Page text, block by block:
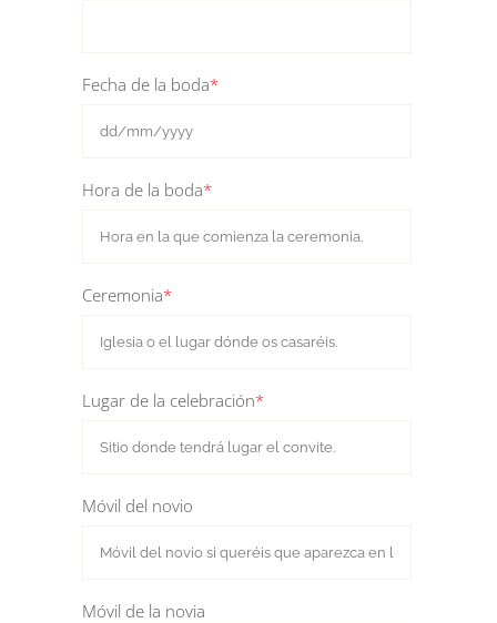
Fecha de la boda*
Hora de la boda*
Ceremonia*
Lugar de la celebración*
Móvil del novio
Móvil de la novia